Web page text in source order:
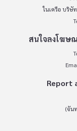
ในเครือ บริษั
สนใจลงโฆษ
Report
(จัน